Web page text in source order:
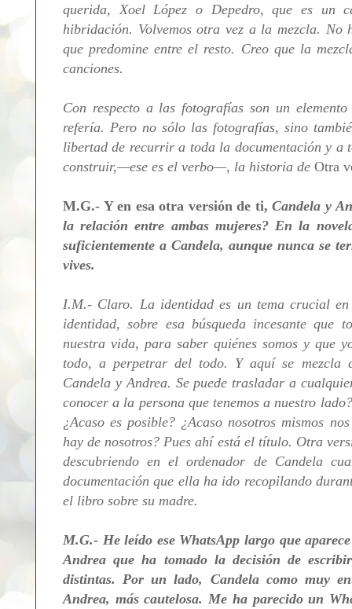
querida, Xoel López o Depedro, que es un
hibridación. Volvemos otra vez a la mezcla.
que predomine entre el resto. Creo que la
canciones.
Con respecto a las fotografías son un
refería. Pero no sólo las fotografías, sino
libertad de recurrir a toda la documentación y a
construir,—ese es el verbo—, la historia de Otra
M.G.- Y en esa otra versión de ti,Candela y
la relación entre ambas mujeres? En la
suficientemente a Candela, aunque nunca se
vives.
I.M.- Claro. La identidad es un tema crucial
identidad, sobre esa búsqueda incesante que
nuestra vida, para saber quiénes somos y que
todo, a perpetrar del todo. Y aquí se mezcla
Candela y Andrea. Se puede trasladar a
conocer a la persona que tenemos a nuestro
¿Acaso es posible? ¿Acaso nosotros mismos
hay de nosotros? Pues ahí está el título. Otra
descubriendo en el ordenador de Candela
documentación que ella ha ido recopilando
el libro sobre su madre.
M.G.- He leído ese WhatsApp largo que
Andrea que ha tomado la decisión de
distintas. Por un lado, Candela como muy
Andrea, más cautelosa. Me ha parecido un